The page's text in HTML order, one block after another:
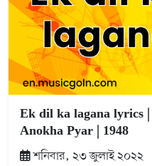
Ek dil ka lagana lyrics |
Anokha Pyar | 1948
শনিবার, ২৩ জুলাই ২০২২